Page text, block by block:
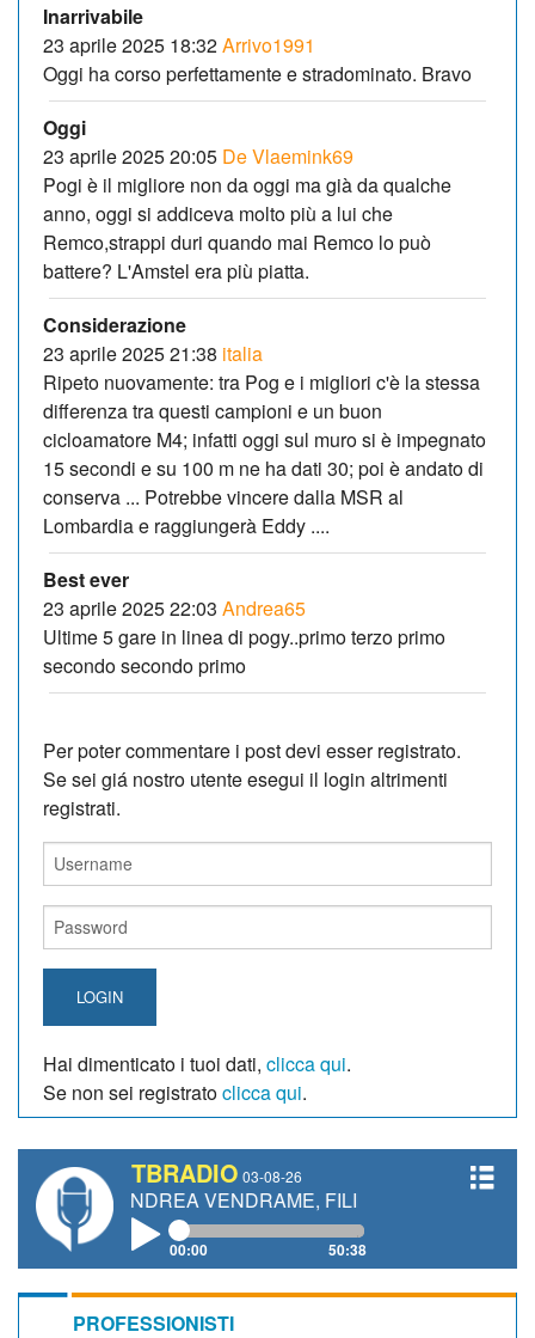
Inarrivabile
23 aprile 2025 18:32Arrivo1991
Oggi ha corso perfettamente e stradominato. Bravo
Oggi
23 aprile 2025 20:05 De Vlaemink69
Pogi è il migliore non da oggi ma già da qualche
anno, oggi si addiceva molto più a lui che
Remco,strappi duri quando mai Remco lo può
battere? L'Amstel era più piatta.
Considerazione
23 aprile 2025 21:38 italia
Ripeto nuovamente: tra Pog e i migliori c'è la stessa
differenza tra questi campioni e un buon
cicloamatore M4; infatti oggi sul muro si è impegnato
15 secondi e su 100 m ne ha dati 30; poi è andato di
conserva ... Potrebbe vincere dalla MSR al
Lombardia e raggiungerà Eddy ....
Best ever
23 aprile 2025 22:03 Andrea65
Ultime 5 gare in linea di pogy..primo terzo primo
secondo secondo primo
Per poter commentare i post devi esser registrato.
Se sei giá nostro utente esegui il login altrimenti
registrati.
LOGIN
Hai dimenticato i tuoi dati, clicca qui.
Se non sei registratoclicca qui.
TBRADIO 03-08-26
VENDRAME, FILIPPO FIORELLI
00:00 50:38
PROFESSIONISTI